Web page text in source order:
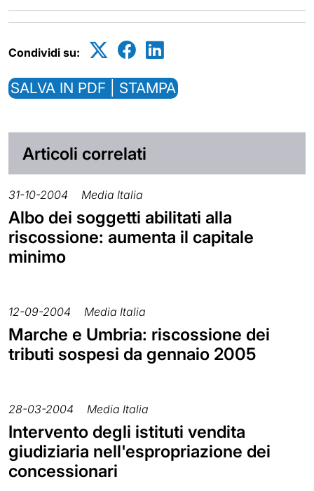
Condividi su:
SALVA IN PDF | STAMPA
Articoli correlati
31-10-2004 Media Italia
Albo dei soggetti abilitati alla
riscossione: aumenta il capitale
minimo
12-09-2004 Media Italia
Marche e Umbria: riscossione dei
tributi sospesi da gennaio 2005
28-03-2004 Media Italia
Intervento degli istituti vendita
giudiziaria nell'espropriazione dei
concessionari